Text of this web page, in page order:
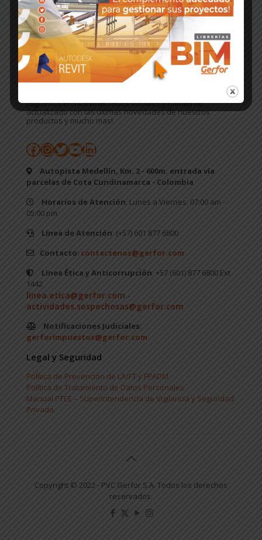
ÚNETE A NUESTRA COMUNIDAD
¡Síguenos en nuestras redes sociales y mantente
actualizado con las últimas novedades de nuestros
productos y mucho mas!
Facebook
Instagram
Twitter
YouTube
LinkedIn
Autopista Medellín, Km. 2 - 600m. entrada vía
parcelas de Cota Cundinamarca - Colombia
Horarios de Atención: Lunes a Viernes: 07:00 am -
05:00 pm
Línea de Atención: (+57) 601 877 6800
Contacto: contactenos@gerfor.com
Línea Ética y Anticorrupción: +57 (601) 877 6800 Ext
1442
linea.etica@gerfor.com -
actividades.sospechosas@gerfor.com
Notificaciones Judiciales:
gerforimpuestos@gerfor.com
Legal y Seguridad
Política de Prevención de LA/FT y FPADM
Política de Tratamiento de Datos Personales
Manual PTEE – Superintendencia de Vigilancia y Seguridad
Privada.
Copyright © 2022 - PVC Gerfor S.A. Todos los derechos
reservados.